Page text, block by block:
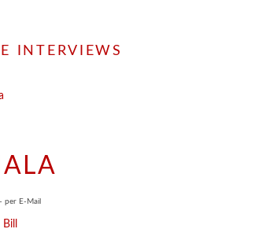
INTERVIEWS
per E-Mail